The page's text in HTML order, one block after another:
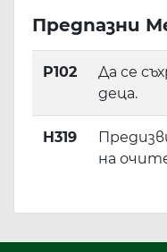
Предпазни
P102
Да се
деца.
H319
на